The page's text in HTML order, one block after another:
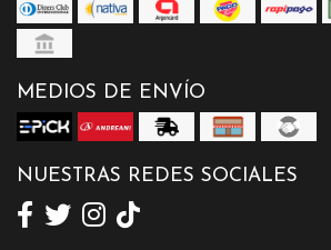
MEDIOS DE ENVÍO
NUESTRAS REDES SOCIALES